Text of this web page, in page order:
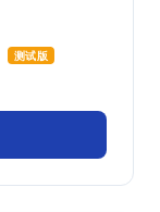
测试版